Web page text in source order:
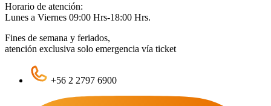
Horario de atención:
Lunes a Viernes 09:00 Hrs-18:00 Hrs.
Fines de semana y feriados,
atención exclusiva solo emergencia vía ticket
+56 2 2797 6900